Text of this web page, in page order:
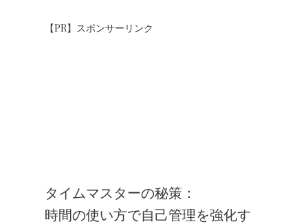
【PR】スポンサーリンク
タイムマスターの秘策：
時間の使い方で自己管理を強化す